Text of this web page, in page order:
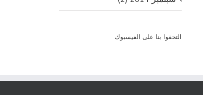
التحقوا بنا على الفيسبوك